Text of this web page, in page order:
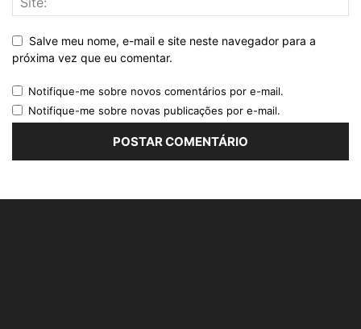
Salve meu nome, e-mail e site neste navegador para a
próxima vez que eu comentar.
Notifique-me sobre novos comentários por e-mail.
Notifique-me sobre novas publicações por e-mail.